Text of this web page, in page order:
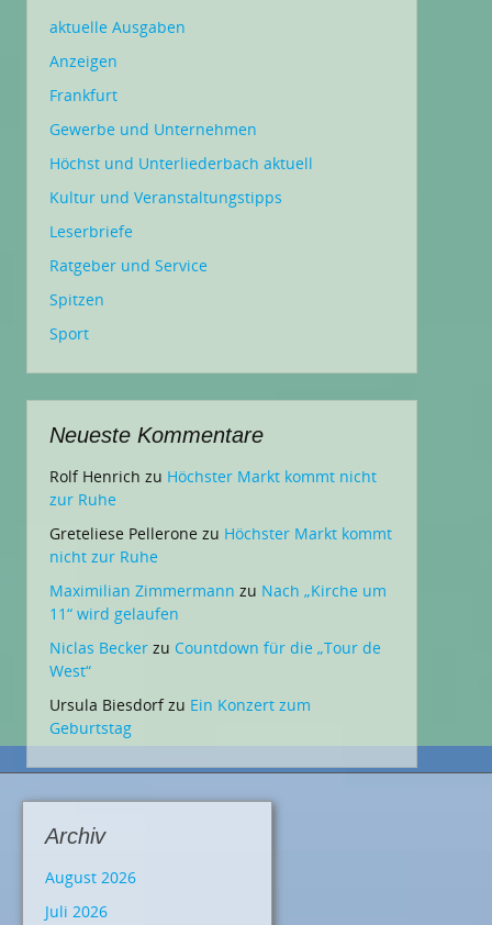
aktuelle Ausgaben
Anzeigen
Frankfurt
Gewerbe und Unternehmen
Höchst und Unterliederbach aktuell
Kultur und Veranstaltungstipps
Leserbriefe
Ratgeber und Service
Spitzen
Sport
Neueste Kommentare
Rolf Henrich zu Höchster Markt kommt nicht
zur Ruhe
Greteliese Pellerone zu Höchster Markt kommt
nicht zur Ruhe
Maximilian Zimmermann zu Nach „Kirche um
11“ wird gelaufen
Niclas Becker zu Countdown für die „Tour de
West“
Ursula Biesdorfzu Ein Konzert zum
Geburtstag
Archiv
August 2026
Juli 2026